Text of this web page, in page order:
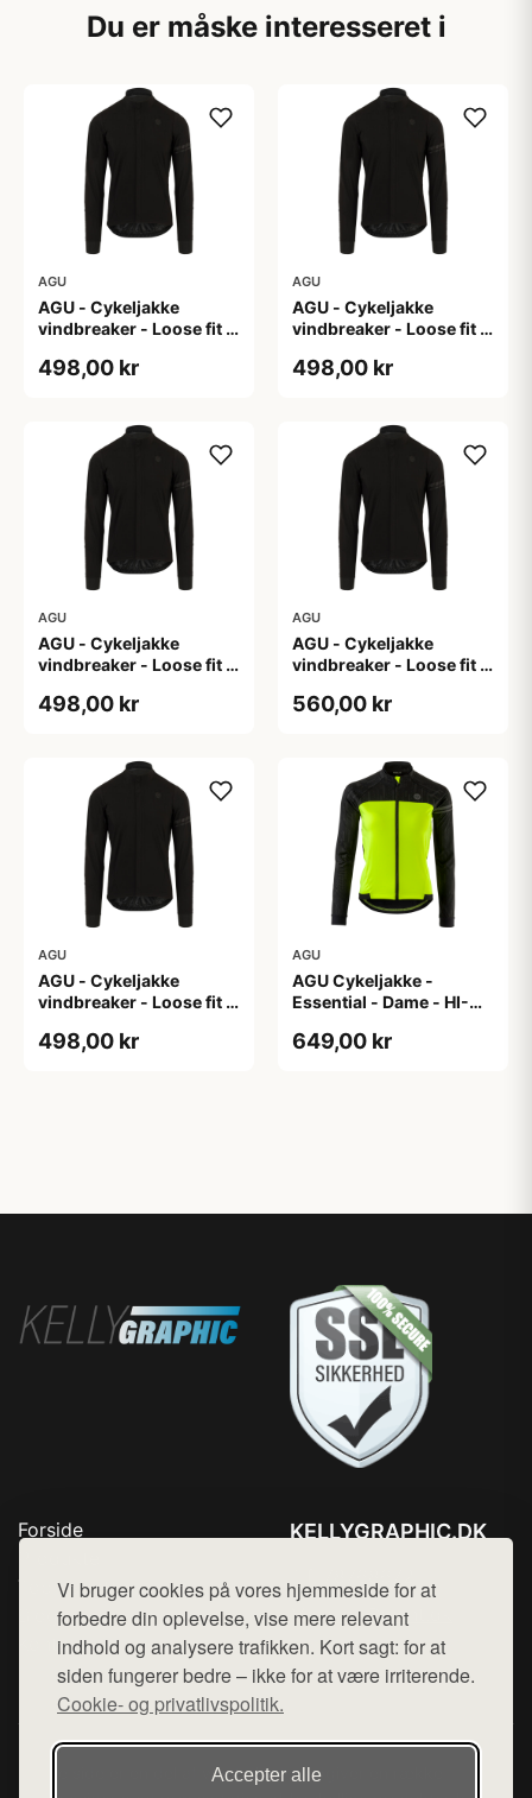
Vi bruger cookies på vores hjemmeside for at
forbedre din oplevelse, vise mere relevant
indhold og analysere trafikken. Kort sagt: for at
siden fungerer bedre – ikke for at være irriterende.
Cookie- og privatlivspolitik.
Accepter alle
Du er måske interesseret i
AGU
AGU - Cykeljakke
vindbreaker - Loose fit -
498,00 kr
AGU
AGU - Cykeljakke
vindbreaker - Loose fit -
498,00 kr
AGU
AGU - Cykeljakke
vindbreaker - Loose fit -
498,00 kr
AGU
AGU - Cykeljakke
vindbreaker - Loose fit -
560,00 kr
AGU
AGU - Cykeljakke
vindbreaker - Loose fit -
498,00 kr
AGU
AGU Cykeljakke -
Essential - Dame - HI-
649,00 kr
Forside
Top Rabatter
Blog
Kontakt
KELLYGRAPHIC.DK
Mail: hej@want.dk
Cookie- og privatlivspolitik
Denne side er en del af want.dk, der udgiver en række